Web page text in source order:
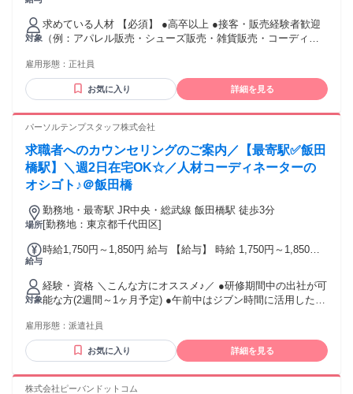
6155円 〜（固定残業時間：1ヶ月あたり4時間） 固定残業時間
を超えた勤務時間については別途残業代を支給する 【一律手
当】 全員に一律で支払われる通勤・皆勤・家族手当金額：な
し 全員に一律で支払われるその他手当金額：なし
対象
求めている人材 【必須】 ●高卒以上 ●接客・販売経験者歓迎
（例：アパレル販売・シューズ販売・雑貨販売・コーディネ
リ 〉 ・キャラクターグッズが好きな方 ・人と話すことが好
きな方 ・接客が好き、雑貨店で働いていた など ＿＿＿＿＿
＿＿＿＿＿＿ ■ 販売経験者は大歓迎 ￣￣￣￣￣￣￣￣￣￣￣
あなたの経験やアイデアを活かして働いてください。 未経験
お客様対応に集中することができます。 「接客が好きな方」
「経験を活かしていろんなことにチャレンジしたい方」など
大歓迎！
雇用形態： 正社員
お気に入り 詳細を見る
パーソルテンプスタッフ株式会社
求職者へのカウンセリングのご案内／【最寄駅✅飯田
橋駅】＼週2日在宅OK☆／人材コーディネーターの
オシゴト♪＠飯田橋
場所
勤務地・最寄駅 JR中央・総武線 飯田橋駅 徒歩3分
[勤務地：東京都千代田区]
給与
時給1,750円～1,850円 給与 【給与】 時給 1,750円～1,850円
⇒1,850円
対象
経験・資格 ＼こんな方にオススメ♪／ ●研修期間中の出社が可
能な方(2週間～1ヶ月予定) ●午前中はジブン時間に活用したい
イ♪ ※業界未経験OK！ 【必須】 ◆お客様対応のご経験ある
方！ ◇電話など、非対面でのお客様対応のご経験がある方カ
ンゲイ♪
雇用形態： 派遣社員
お気に入り 詳細を見る
株式会社ピーバンドットコム